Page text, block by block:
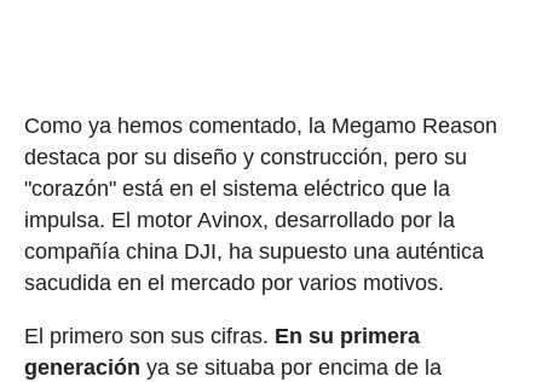
Como ya hemos comentado, la Megamo Reason
destaca por su diseño y construcción, pero su
"corazón" está en el sistema eléctrico que la
impulsa. El motor Avinox, desarrollado por la
compañía china DJI, ha supuesto una auténtica
sacudida en el mercado por varios motivos.
El primero son sus cifras. En su primera
generación ya se situaba por encima de la